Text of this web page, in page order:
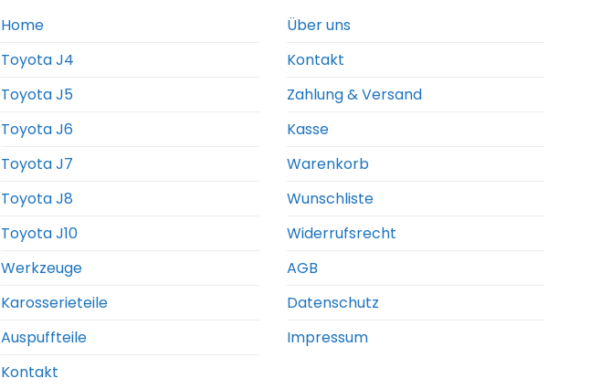
Home
Toyota J4
Toyota J5
Toyota J6
Toyota J7
Toyota J8
Toyota J10
Werkzeuge
Karosserieteile
Auspuffteile
Kontakt
Über uns
Kontakt
Zahlung & Versand
Kasse
Warenkorb
Wunschliste
Widerrufsrecht
AGB
Datenschutz
Impressum